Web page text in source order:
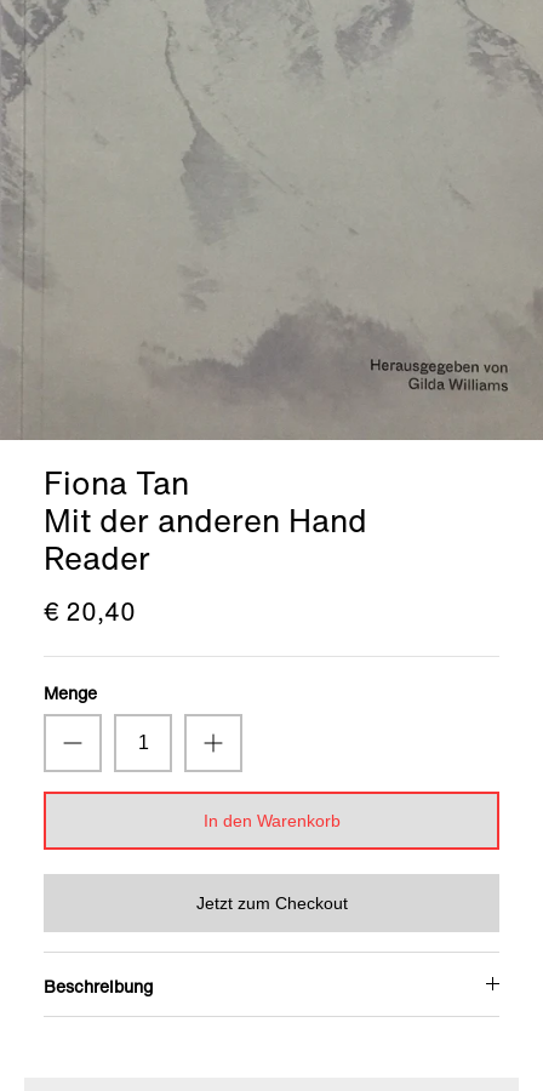
Fiona Tan
Mit der anderen Hand
Reader
€ 20,40
Menge
In den Warenkorb
Jetzt zum Checkout
Beschreibung